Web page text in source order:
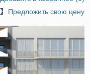
Предложить свою цену